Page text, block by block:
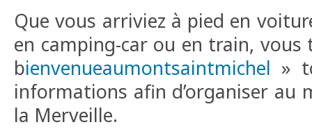
Que vous arriviez à pied en
en camping-car ou en train, vous
bienvenueaumontsaintmichel »
informations afin d’organiser au
la Merveille.